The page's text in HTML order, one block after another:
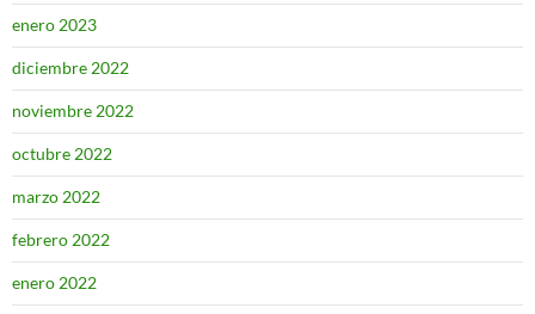
enero 2023
diciembre 2022
noviembre 2022
octubre 2022
marzo 2022
febrero 2022
enero 2022